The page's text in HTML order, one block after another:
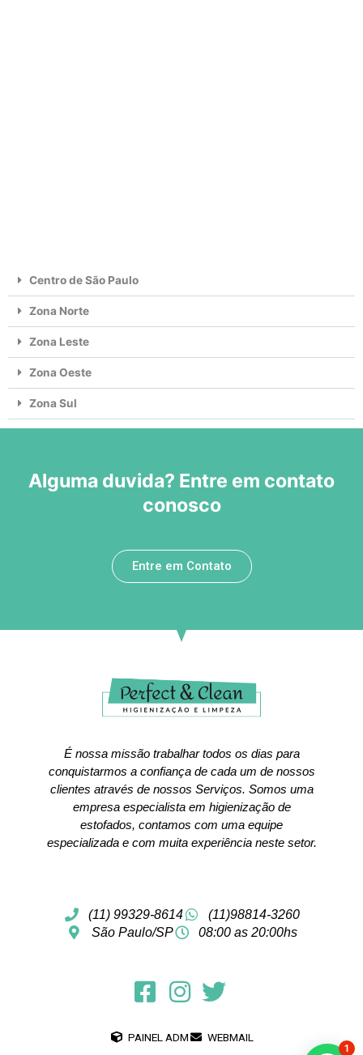
Centro de São Paulo
Zona Norte
Zona Leste
Zona Oeste
Zona Sul
Alguma duvida? Entre em contato
conosco
Entre em Contato
É nossa missão trabalhar todos os dias para
conquistarmos a confiança de cada um de nossos
clientes através de nossos Serviços. Somos uma
empresa especialista em higienização de
estofados, contamos com uma equipe
especializada e com muita experiência neste setor.
(11) 99329-8614
(11)98814-3260
São Paulo/SP
08:00 as 20:00hs
PAINEL ADM WEBMAIL
1